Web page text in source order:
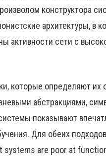
конструктора
архитектуры, в
активности сети с
которые определяют
абстракциями,
показывают
Для обеих
systems are poor at